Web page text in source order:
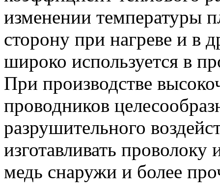
изменении температуры
сторону при нагреве и в
широко используется в
При производстве
проводников
разрушительного
изготавливать
медь снаружи и более